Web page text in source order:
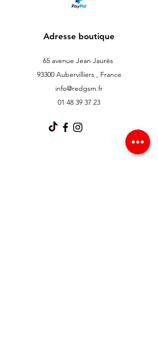
Adresse boutique
65 avenue Jean Jaurès
93300 Aubervilliers , France
info@redgsm.fr
01 48 39 37 23